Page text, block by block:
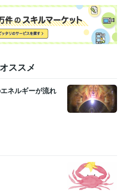
販売実績『7000件』達成☆
ココナラ☆販売実績『9000件』達成
☆縁結び☆ ☆
☆守護神様の強化☆ ☆アン
霊の供養◎先祖霊の供養☆
ススメ
ネルギーが流れ